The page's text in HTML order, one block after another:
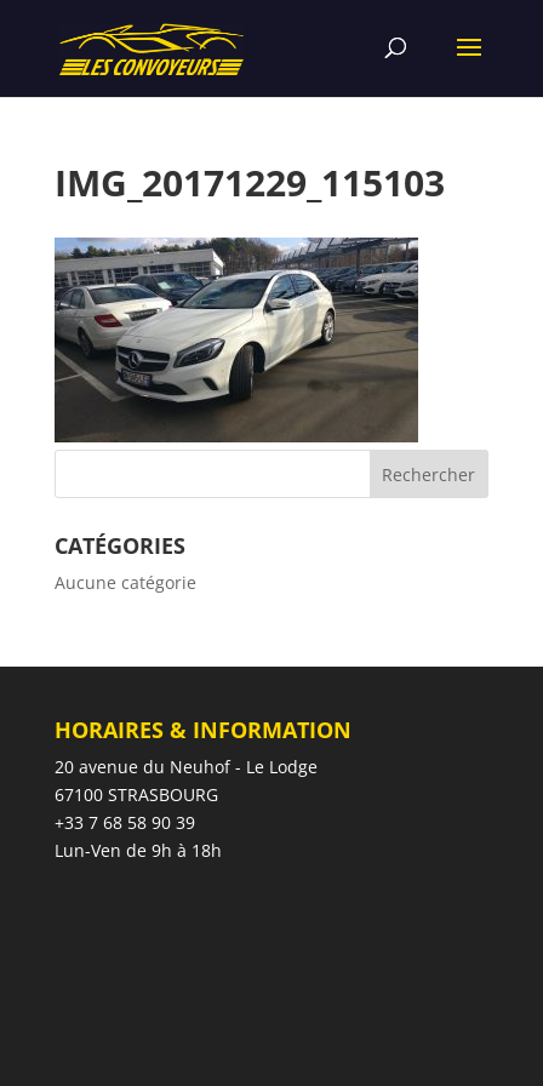
IMG_20171229_115103
CATÉGORIES
Aucune catégorie
HORAIRES & INFORMATION
20 avenue du Neuhof - Le Lodge
67100 STRASBOURG
+33 7 68 58 90 39
Lun-Ven de 9h à 18h